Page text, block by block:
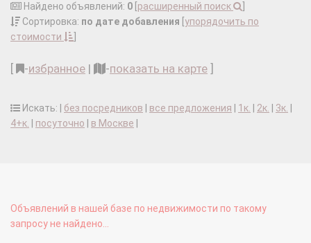
Найдено объявлений: 0 расширенный поиск
Сортировка: по дате добавления упорядочить по
стоимости
-избранное | -показать на карте
Искать: | без посредников все предложения 1к. 2к. 3к.
4+к.
посуточно в Москве
Объявлений в нашей базе по недвижимости по такому
запросу не найдено...